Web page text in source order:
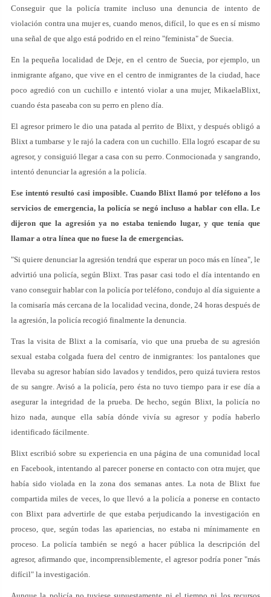
Conseguir que la policía tramite incluso una denuncia de intento de
violación contra una mujer es, cuando menos, difícil, lo que es en sí mismo
una señal de que algo está podrido en el reino "feminista" de Suecia.
En la pequeña localidad de Deje, en el centro de Suecia, por ejemplo, un
inmigrante afgano, que vive en el centro de inmigrantes de la ciudad, hace
poco agredió con un cuchillo e intentó violar a una mujer, MikaelaBlixt,
cuando ésta paseaba con su perro en pleno día.
El agresor primero le dio una patada al perrito de Blixt, y después obligó a
Blixt a tumbarse y le rajó la cadera con un cuchillo. Ella logró escapar de su
agresor, y consiguió llegar a casa con su perro. Conmocionada y sangrando,
intentó denunciar la agresión a la policía.
Ese intentó resultó casi imposible. Cuando Blixt llamó por teléfono a los
servicios de emergencia, la policía se negó incluso a hablar con ella. Le
dijeron que la agresión ya no estaba teniendo lugar, y que tenía que
llamar a otra línea que no fuese la de emergencias.
"Si quiere denunciar la agresión tendrá que esperar un poco más en línea", le
advirtió una policía, según Blixt. Tras pasar casi todo el día intentando en
vano conseguir hablar con la policía por teléfono, condujo al día siguiente a
la comisaría más cercana de la localidad vecina, donde, 24 horas después de
la agresión, la policía recogió finalmente la denuncia.
Tras la visita de Blixt a la comisaría, vio que una prueba de su agresión
sexual estaba colgada fuera del centro de inmigrantes: los pantalones que
llevaba su agresor habían sido lavados y tendidos, pero quizá tuviera restos
de su sangre. Avisó a la policía, pero ésta no tuvo tiempo para ir ese día a
asegurar la integridad de la prueba. De hecho, según Blixt, la policía no
hizo nada, aunque ella sabía dónde vivía su agresor y podía haberlo
identificado fácilmente.
Blixt escribió sobre su experiencia en una página de una comunidad local
en Facebook, intentando al parecer ponerse en contacto con otra mujer, que
había sido violada en la zona dos semanas antes. La nota de Blixt fue
compartida miles de veces, lo que llevó a la policía a ponerse en contacto
con Blixt para advertirle de que estaba perjudicando la investigación en
proceso, que, según todas las apariencias, no estaba ni mínimamente en
proceso. La policía también se negó a hacer pública la descripción del
agresor, afirmando que, incomprensiblemente, el agresor podría poner "más
difícil" la investigación.